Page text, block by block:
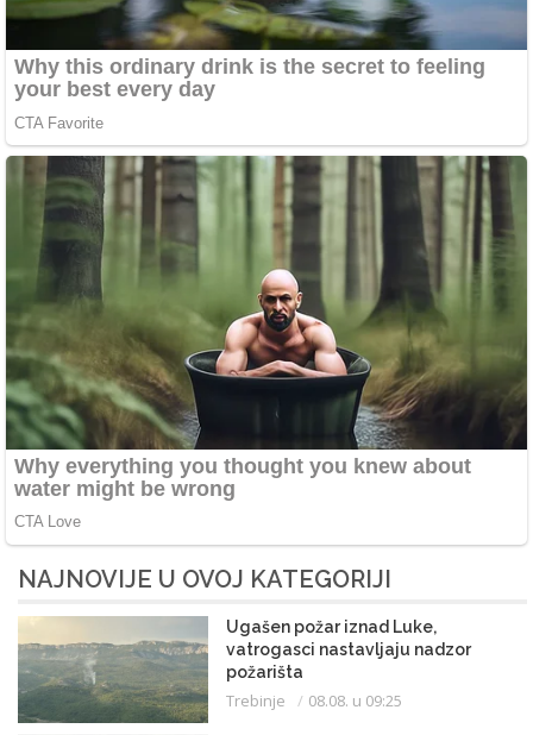
NAJNOVIJE U OVOJ KATEGORIJI
Ugašen požar iznad Luke,
vatrogasci nastavljaju nadzor
požarišta
Trebinje 08.08. u 09:25